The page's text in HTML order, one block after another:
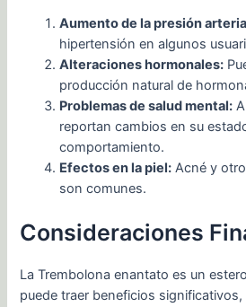
Aumento de la presión
hipertensión en algunos
Alteraciones hormonales:
producción natural de
Problemas de salud mental:
reportan cambios en su
comportamiento.
Efectos en la piel: Acné y
son comunes.
Consideraciones
La Trembolona enantato es un
puede traer beneficios